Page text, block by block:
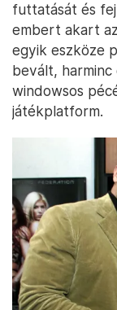
futtatását és
embert akart
egyik eszköze
bevált,
windowsos
játékplatform.